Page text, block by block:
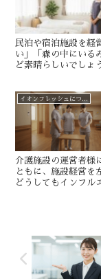
民泊や宿泊施設を経
い」「森の中にいる
ど素晴らしいでしょ
イオンフレッシュについて
介護施設の運営者様
ともに、施設経営を
どうしてもインフル